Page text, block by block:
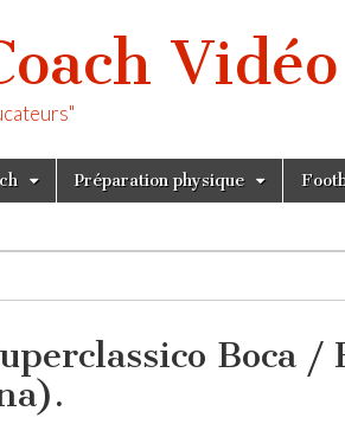
Vidéo
Préparation physique
Boca /